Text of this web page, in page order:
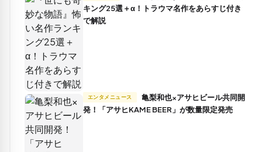
キング25選＋α！トラウマ名作をあらすじ付き
で解説
エンタメニュース
発！「アサヒKAME BEER」が数量限定発売